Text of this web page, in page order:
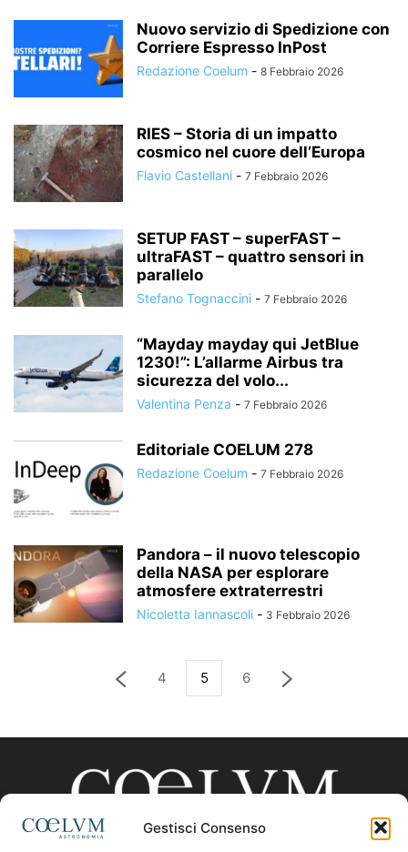
Gestisci Consenso
Nuovo servizio di Spedizione con
Corriere Espresso InPost
Redazione Coelum - 8 Febbraio 2026
RIES – Storia di un impatto
cosmico nel cuore dell’Europa
Flavio Castellani - 7 Febbraio 2026
SETUP FAST – superFAST –
ultraFAST – quattro sensori in
parallelo
Stefano Tognaccini - 7 Febbraio 2026
“Mayday mayday qui JetBlue
1230!”: L’allarme Airbus tra
sicurezza del volo...
Valentina Penza - 7 Febbraio 2026
Editoriale COELUM 278
Redazione Coelum - 7 Febbraio 2026
Pandora – il nuovo telescopio
della NASA per esplorare
atmosfere extraterrestri
Nicoletta Iannascoli - 3 Febbraio 2026
4 5 6